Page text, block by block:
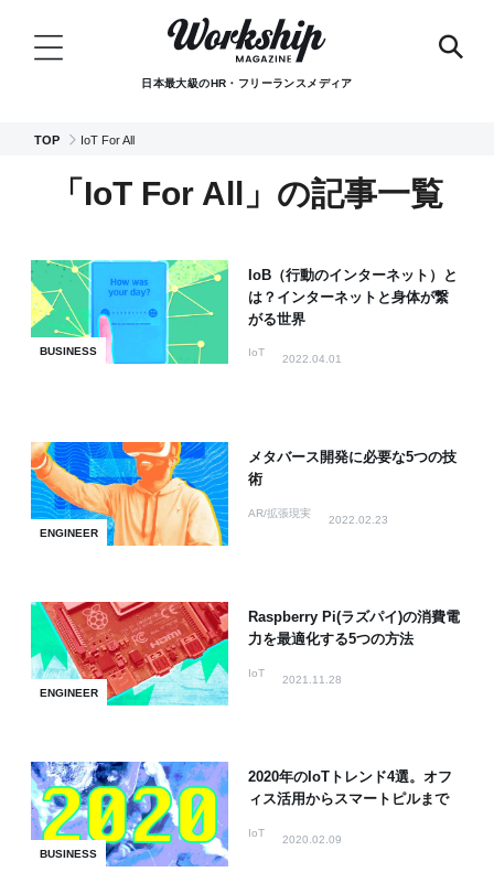
日本最大級のHR・フリーランスメディア
TOP IoT For All
「IoT For All」の記事一覧
BUSINESS
IoB（行動のインターネット）と
は？インターネットと身体が繋
がる世界
IoT
2022.04.01
ENGINEER
メタバース開発に必要な5つの技
術
AR/拡張現実
2022.02.23
ENGINEER
Raspberry Pi(ラズパイ)の消費電
力を最適化する5つの方法
IoT
2021.11.28
BUSINESS
2020年のIoTトレンド4選。オフ
ィス活用からスマートピルまで
IoT
2020.02.09